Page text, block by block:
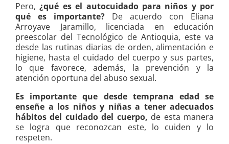
Pero,¿qué es el autocuidado para niños y por
qué es importante? De acuerdo con Eliana
Arroyave Jaramillo, licenciada en educación
preescolar del Tecnológico de Antioquia, este va
desde las rutinas diarias de orden, alimentación e
higiene, hasta el cuidado del cuerpo y sus partes,
lo que favorece, además, la prevención y la
atención oportuna del abuso sexual.
Es importante que desde temprana edad se
enseñe a los niños y niñas a tener adecuados
hábitos del cuidado del cuerpo, de esta manera
se logra que reconozcan este, lo cuiden y lo
respeten.